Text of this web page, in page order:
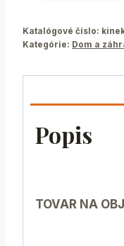
Katalógové číslo:
Kategórie: Dom a
Popis
TOVAR NA